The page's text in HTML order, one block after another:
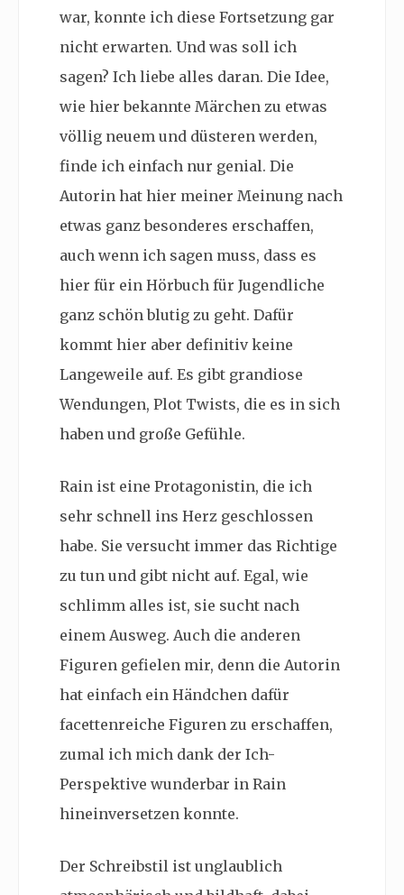
war, konnte ich diese Fortsetzung gar
nicht erwarten. Und was soll ich
sagen? Ich liebe alles daran. Die Idee,
wie hier bekannte Märchen zu etwas
völlig neuem und düsteren werden,
finde ich einfach nur genial. Die
Autorin hat hier meiner Meinung nach
etwas ganz besonderes erschaffen,
auch wenn ich sagen muss, dass es
hier für ein Hörbuch für Jugendliche
ganz schön blutig zu geht. Dafür
kommt hier aber definitiv keine
Langeweile auf. Es gibt grandiose
Wendungen, Plot Twists, die es in sich
haben und große Gefühle.
Rain ist eine Protagonistin, die ich
sehr schnell ins Herz geschlossen
habe. Sie versucht immer das Richtige
zu tun und gibt nicht auf. Egal, wie
schlimm alles ist, sie sucht nach
einem Ausweg. Auch die anderen
Figuren gefielen mir, denn die Autorin
hat einfach ein Händchen dafür
facettenreiche Figuren zu erschaffen,
zumal ich mich dank der Ich-
Perspektive wunderbar in Rain
hineinversetzen konnte.
Der Schreibstil ist unglaublich